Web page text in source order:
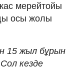
мерейтойы
осы жолы
15 жыл бұрын
кезде